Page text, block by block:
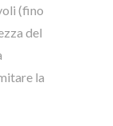
(fino
del
la